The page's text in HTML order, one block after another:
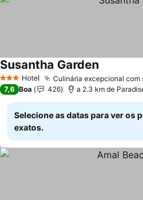
3 EstrelasHotel Culinária excepcional com
Susantha Garden
7,6 Boa 426 a 2.3 km de
Selecione as datas para ver os
exatos.